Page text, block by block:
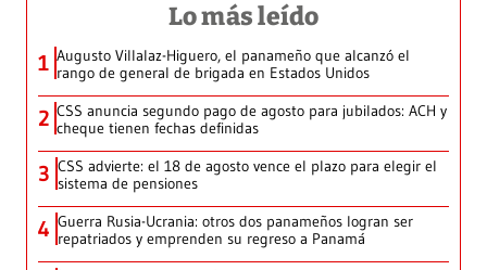
Lo más leído
1 Augusto Villalaz-Higuero, el panameño que alcanzó el
rango de general de brigada en Estados Unidos
2 CSS anuncia segundo pago de agosto para jubilados: ACH y
cheque tienen fechas definidas
3 CSS advierte: el 18 de agosto vence el plazo para elegir el
sistema de pensiones
4 Guerra Rusia-Ucrania: otros dos panameños logran ser
repatriados y emprenden su regreso a Panamá